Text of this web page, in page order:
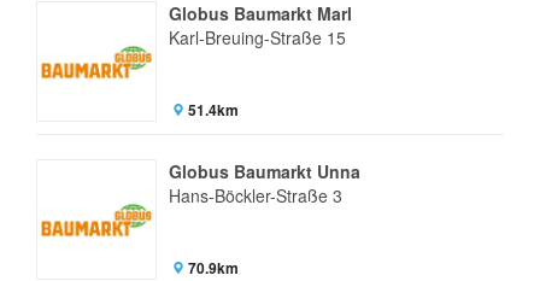
Globus Baumarkt Marl
Karl-Breuing-Straße 15
51.4km
Globus Baumarkt Unna
Hans-Böckler-Straße 3
70.9km